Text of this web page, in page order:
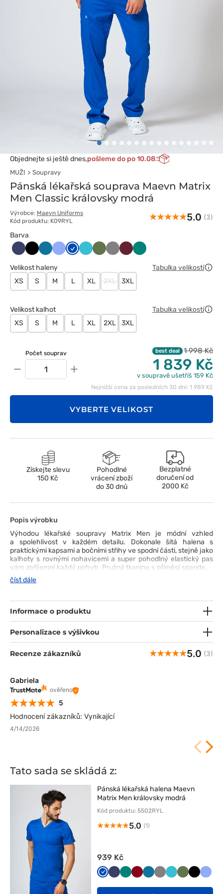
Objednejte si ještě dnes,pošleme do po 10.08
MUŽI Soupravy
Pánská lékařská souprava Maevn Matrix
Men Classic královsky modrá
Výrobce: Maevn Uniforms
Kód produktu: K09RYL
5.0 (3)
Barva
CiemnyCzarnyKaraibski
Klasyczny
Królewski
MorskiOliwkowy
Szary Wiśniowy
Zielony
Velikost haleny
Tabulka velikostí
XS
S M L XL 2XL 3XL
Velikost kalhot
Tabulka velikostí
XS
S M L XL 2XL 3XL
Počet souprav
− +
best deal 1 998 Kč
1 839 Kč
v soupravě ušetříš 159 Kč
Nejnižší cena za posledních 30 dní: 1 989 Kč
VYBERTE VELIKOST
Získejte slevu
150 Kč
Pohodlné
vrácení zboží
do 30 dnů
Bezplatné
doručení od
2000 Kč
Popis výrobku
Výhodou lékařské soupravy Matrix Men je módní vzhled
a spolehlivost v každém detailu. Dokonale šitá halena s
praktickými kapsami a bočními střihy ve spodní části, stejně jako
kalhoty s rovnými nohavicemi a super pohodlný elastický pas
vám zpříjemní každý pohyb. Pružná tkanina s příměsí spandexu
a umělého hedvábí zajistí, že se vy i vaše pokožka budete cítit
pohodlně během mnoha hodin práce. Pokud se snažíte
souprava středem pozornosti!
číst dále
Informace o produktu
Personalizace s výšivkou
Recenze zákazníků 5.0 (3)
Gabriela
ověřeno
5
Hodnocení zákazníků: Vynikající
4/14/2026
Tato sada se skládá z:
Pánská lékařská halena Maevn
Matrix Men královsky modrá
Kód produktu: 5502RYL
5.0 (1)
939 Kč
Królewski
CiemnyZielonyOberżyna
Karaibski
SzaryMorskiOliwkowy
Czarny